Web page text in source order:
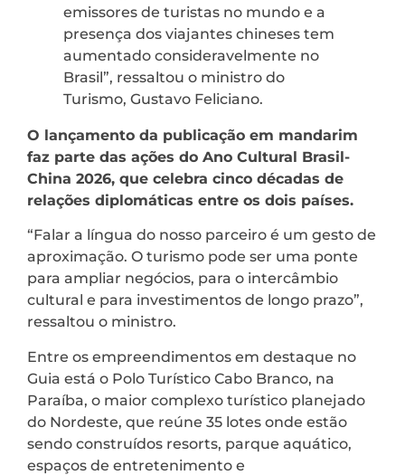
emissores de turistas no mundo e a
presença dos viajantes chineses tem
aumentado consideravelmente no
Brasil”, ressaltou o ministro do
Turismo, Gustavo Feliciano.
O lançamento da publicação em mandarim
faz parte das ações do Ano Cultural Brasil-
China 2026, que celebra cinco décadas de
relações diplomáticas entre os dois países.
“Falar a língua do nosso parceiro é um gesto de
aproximação. O turismo pode ser uma ponte
para ampliar negócios, para o intercâmbio
cultural e para investimentos de longo prazo”,
ressaltou o ministro.
Entre os empreendimentos em destaque no
Guia está o Polo Turístico Cabo Branco, na
Paraíba, o maior complexo turístico planejado
do Nordeste, que reúne 35 lotes onde estão
sendo construídos resorts, parque aquático,
espaços de entretenimento e